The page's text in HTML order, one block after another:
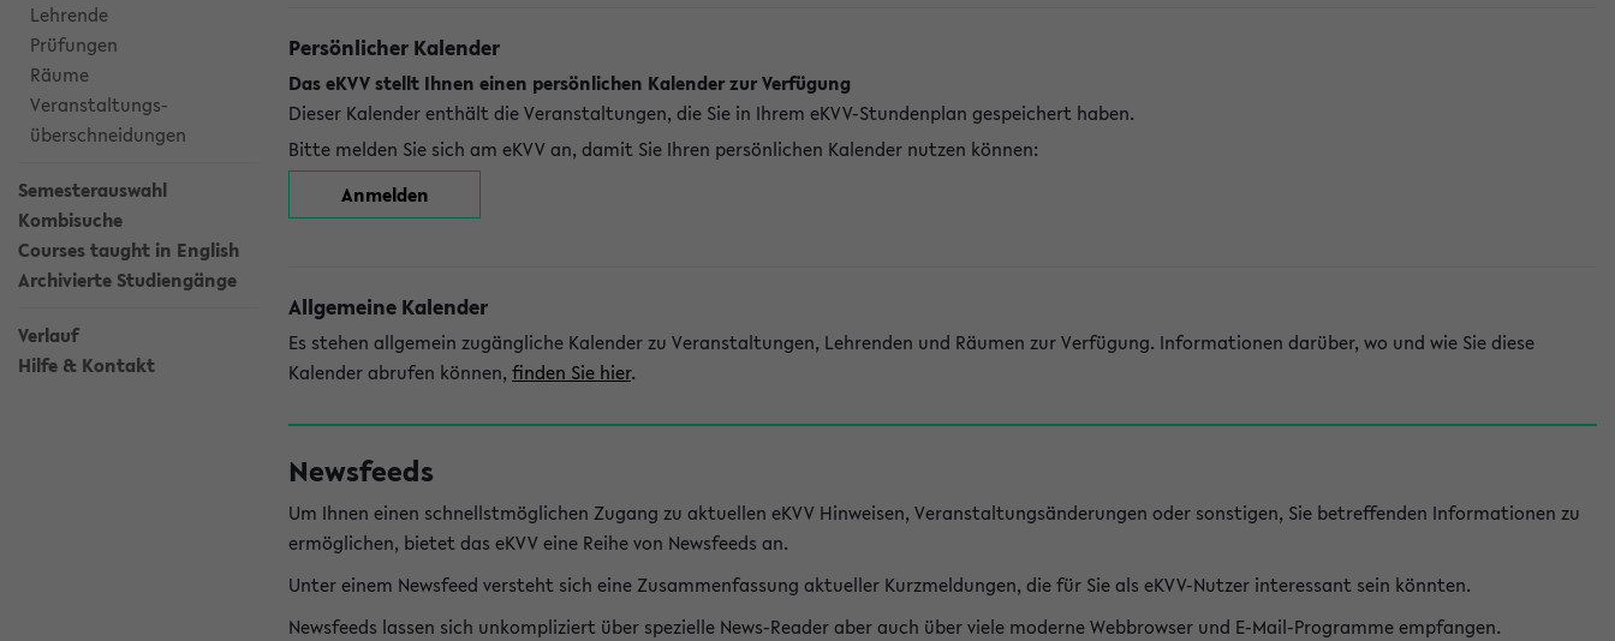
Lehrende
Prüfungen
Räume
Veranstaltungs-
überschneidungen
Semesterauswahl
Kombisuche
Courses taught in English
Archivierte Studiengänge
Verlauf
Hilfe & Kontakt
Persönlicher Kalender
Das eKVV stellt Ihnen einen persönlichen Kalender zur Verfügung
Dieser Kalender enthält die Veranstaltungen, die Sie in Ihrem eKVV-Stundenplan gespeichert haben.
Bitte melden Sie sich am eKVV an, damit Sie Ihren persönlichen Kalender nutzen können:
Anmelden
Allgemeine Kalender
Es stehen allgemein zugängliche Kalender zu Veranstaltungen, Lehrenden und Räumen zur Verfügung. Informationen darüber, wo und wie Sie diese
Kalender abrufen können, finden Sie hier.
Newsfeeds
Um Ihnen einen schnellstmöglichen Zugang zu aktuellen eKVV Hinweisen, Veranstaltungsänderungen oder sonstigen, Sie betreffenden Informationen zu
ermöglichen, bietet das eKVV eine Reihe von Newsfeeds an.
Unter einem Newsfeed versteht sich eine Zusammenfassung aktueller Kurzmeldungen, die für Sie als eKVV-Nutzer interessant sein könnten.
Newsfeeds lassen sich unkompliziert über spezielle News-Reader aber auch über viele moderne Webbrowser und E-Mail-Programme empfangen.